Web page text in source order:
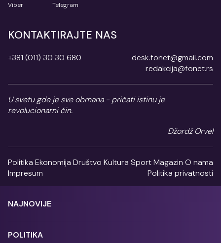
Viber Telegram
KONTAKTIRAJTE NAS
+381 (011) 30 30 680
desk.fonet@gmail.com
redakcija@fonet.rs
U svetu gde je sve obmana - pričati istinu je
revolucionarni čin.
Džordž Orvel
Politika Ekonomija Društvo Kultura SportMagazin O nama
Impresum
Politika privatnosti
NAJNOVIJE
POLITIKA